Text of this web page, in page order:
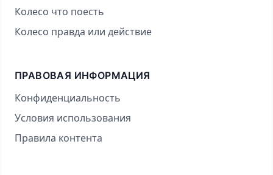
Колесо что поесть
Колесо правда или действие
ПРАВОВАЯ ИНФОРМАЦИЯ
Конфиденциальность
Условия использования
Правила контента